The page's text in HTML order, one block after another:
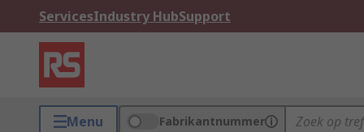
ServicesIndustry HubSupport
Menu Fabrikantnummer